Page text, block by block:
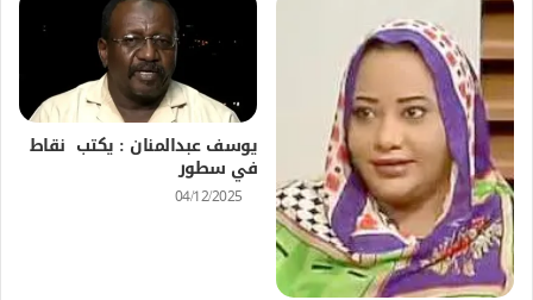
يوسف عبدالمنان : يكتب نقاط
في سطور
04/12/2025